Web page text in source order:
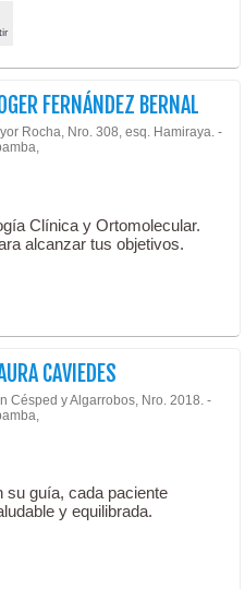
FERNÁNDEZ BERNAL
Rocha, Nro. 308, esq. Hamiraya. -
Clínica y Ortomolecular.
alcanzar tus objetivos.
CAVIEDES
Césped y Algarrobos, Nro. 2018. -
su guía, cada paciente
y equilibrada.